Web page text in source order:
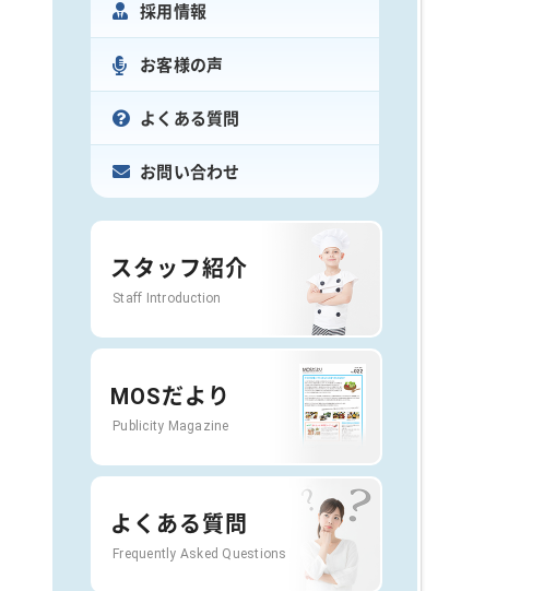
採用情報
お客様の声
よくある質問
お問い合わせ
スタッフ紹介
Staff Introduction
MOSだより
Publicity Magazine
よくある質問
Frequently Asked Questions